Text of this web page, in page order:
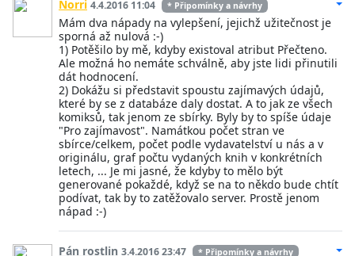
Norri 4.4.2016 11:04 * Připomínky a návrhy
Mám dva nápady na vylepšení, jejichž užitečnost je
sporná až nulová :-)
1) Potěšilo by mě, kdyby existoval atribut Přečteno.
Ale možná ho nemáte schválně, aby jste lidi přinutili
dát hodnocení.
2) Dokážu si představit spoustu zajímavých údajů,
které by se z databáze daly dostat. A to jak ze všech
komiksů, tak jenom ze sbírky. Byly by to spíše údaje
"Pro zajímavost". Namátkou počet stran ve
sbírce/celkem, počet podle vydavatelství u nás a v
originálu, graf počtu vydaných knih v konkrétních
letech, ... Je mi jasné, že kdyby to mělo být
generované pokaždé, když se na to někdo bude chtít
podívat, tak by to zatěžovalo server. Prostě jenom
nápad :-)
Pán rostlin 3.4.2016 23:47 * Připomínky a návrhy